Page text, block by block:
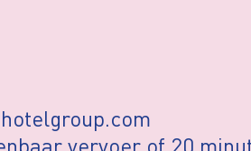
vervoer of 20